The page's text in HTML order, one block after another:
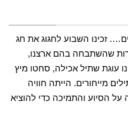
זכינו השבוע לחגוג את חג
שהשתבחה בהם ארצנו,
עוגת שתיל אכילה, סחטו מיץ
מייחורים. הייתה חוויה
הסיוע והתמיכה כדי להוציא